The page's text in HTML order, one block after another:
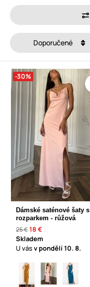
Doporučené
-30%
Dámské saténové šaty s
rozparkem - růžová
25 €18 €
Skladem
U vásv pondělí10. 8.